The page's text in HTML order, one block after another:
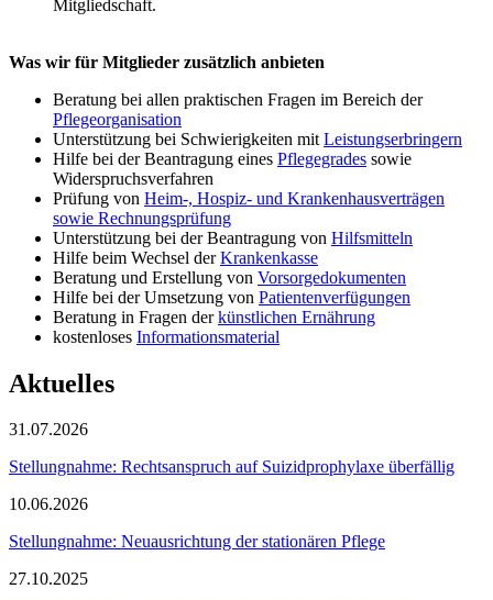
Mitgliedschaft.
Was wir für Mitglieder zusätzlich anbieten
Beratung bei allen praktischen Fragen im Bereich der
Pflegeorganisation
Unterstützung bei Schwierigkeiten mit Leistungserbringern
Hilfe bei der Beantragung eines Pflegegrades sowie
Widerspruchsverfahren
Prüfung von Heim-, Hospiz- und Krankenhausverträgen
sowie Rechnungsprüfung
Unterstützung bei der Beantragung von Hilfsmitteln
Hilfe beim Wechsel derKrankenkasse
Beratung und Erstellung von Vorsorgedokumenten
Hilfe bei der Umsetzung von Patientenverfügungen
Beratung in Fragen derkünstlichen Ernährung
kostenloses Informationsmaterial
Aktuelles
31.07.2026
Stellungnahme: Rechtsanspruch auf Suizidprophylaxe überfällig
10.06.2026
Stellungnahme: Neuausrichtung der stationären Pflege
27.10.2025